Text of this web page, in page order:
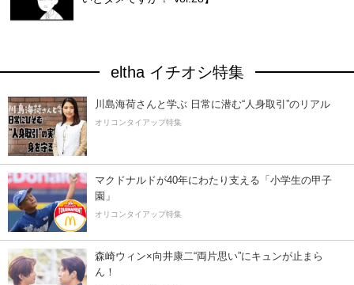
eltha イチオシ特集
川島海荷さんと学ぶ 日常に潜む“人身取引”のリアル
オリコンタイアップ特集
マクドナルドが40年にわたり支える「小学生の甲子
園」
オリコンタイアップ特集
森崎ウィン×向井康二“両片思い”にキュンが止まら
ん！